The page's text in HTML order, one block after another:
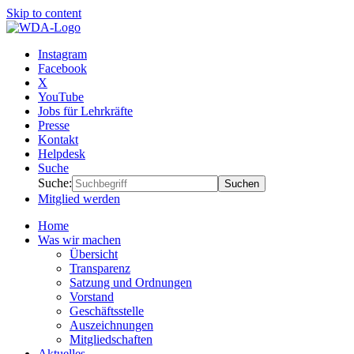
Skip to content
Weltverband Deutscher Auslandsschulen e.V.
Gemeinsam Zukunft tragen
Instagram
Facebook
X
YouTube
Jobs für Lehrkräfte
Presse
Kontakt
Helpdesk
Suche
Suche:
Suchen
Mitglied werden
Home
Was wir machen
Übersicht
Transparenz
Satzung und Ordnungen
Vorstand
Geschäftsstelle
Auszeichnungen
Mitgliedschaften